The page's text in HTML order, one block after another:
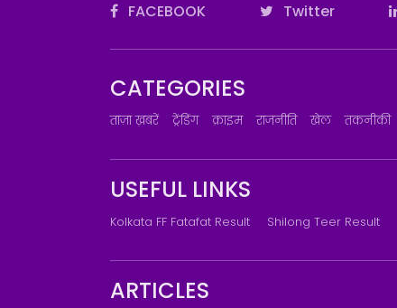
FACEBOOK Twitter
CATEGORIES
ताज़ा ख़बरें ट्रेंडिंग क्राइम राजनीति खेल तकनीकी
USEFUL LINKS
Kolkata FF Fatafat Result Shilong Teer Result
ARTICLES